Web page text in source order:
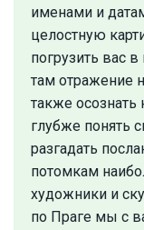
именами и
целостную
погрузить вас
там отражение
также
глубже понять
разгадать
потомкам
художники и
по Праге мы с